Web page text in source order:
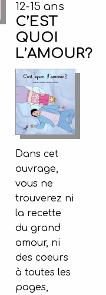
12-15 ans
C’EST
QUOI
L’AMOUR?
Dans cet
ouvrage,
vous ne
trouverez ni
la recette
du grand
amour, ni
des coeurs
à toutes les
pages,